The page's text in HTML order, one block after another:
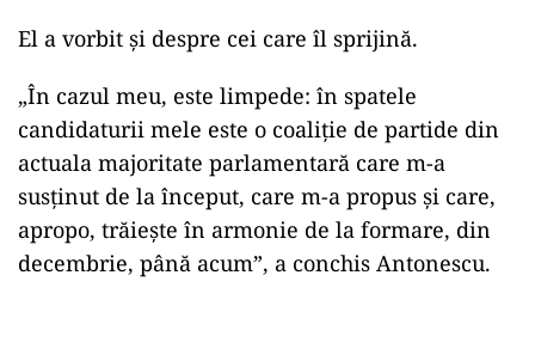
El a vorbit şi despre cei care îl sprijină.
„În cazul meu, este limpede: în spatele
candidaturii mele este o coaliție de partide din
actuala majoritate parlamentară care m-a
susținut de la început, care m-a propus și care,
apropo, trăiește în armonie de la formare, din
decembrie, până acum”, a conchis Antonescu.